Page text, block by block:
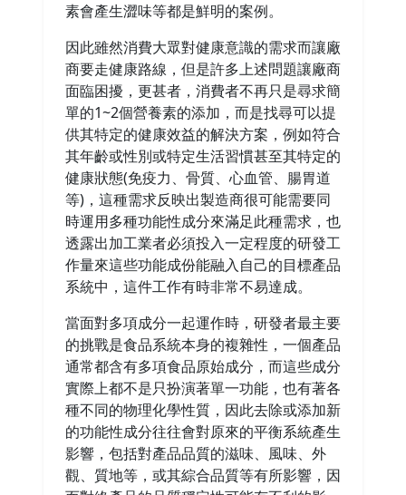
素會產生澀味等都是鮮明的案例。
因此雖然消費大眾對健康意識的需求而讓廠
商要走健康路線，但是許多上述問題讓廠商
面臨困擾，更甚者，消費者不再只是尋求簡
單的1~2個營養素的添加，而是找尋可以提
供其特定的健康效益的解決方案，例如符合
其年齡或性別或特定生活習慣甚至其特定的
健康狀態(免疫力、骨質、心血管、腸胃道
等)，這種需求反映出製造商很可能需要同
時運用多種功能性成分來滿足此種需求，也
透露出加工業者必須投入一定程度的研發工
作量來這些功能成份能融入自己的目標產品
系統中，這件工作有時非常不易達成。
當面對多項成分一起運作時，研發者最主要
的挑戰是食品系統本身的複雜性，一個產品
通常都含有多項食品原始成分，而這些成分
實際上都不是只扮演著單一功能，也有著各
種不同的物理化學性質，因此去除或添加新
的功能性成分往往會對原來的平衡系統產生
影響，包括對產品品質的滋味、風味、外
觀、質地等，或其綜合品質等有所影響，因